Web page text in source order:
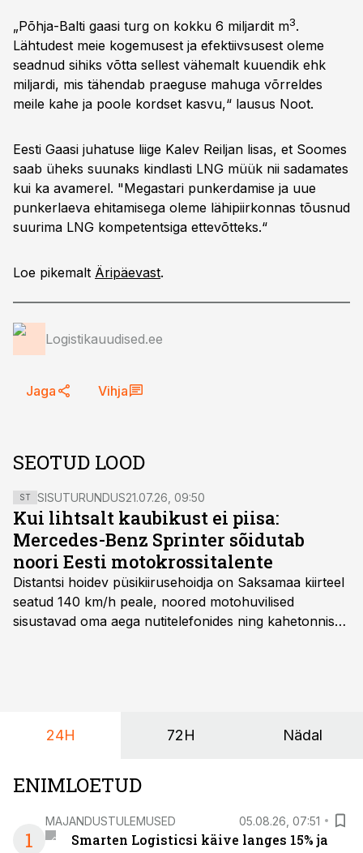
„Põhja-Balti gaasi turg on kokku 6 miljardit m3.
Lähtudest meie kogemusest ja efektiivsusest oleme
seadnud sihiks võtta sellest vähemalt kuuendik ehk
miljardi, mis tähendab praeguse mahuga võrreldes
meile kahe ja poole kordset kasvu,“ lausus Noot.
Eesti Gaasi juhatuse liige Kalev Reiljan lisas, et Soomes
saab üheks suunaks kindlasti LNG müük nii sadamates
kui ka avamerel. "Megastari punkerdamise ja uue
punkerlaeva ehitamisega oleme lähipiirkonnas tõusnud
suurima LNG kompetentsiga ettevõtteks.“
Loe pikemalt Äripäevast.
Logistikauudised.ee
Jaga Vihja
SEOTUD LOOD
ST SISUTURUNDUS21.07.26, 09:50
Kui lihtsalt kaubikust ei piisa:
Mercedes-Benz Sprinter sõidutab
noori Eesti motokrossitalente
Distantsi hoidev püsikiirusehoidja on Saksamaa kiirteel
seatud 140 km/h peale, noored motohuvilised
sisustavad oma aega nutitelefonides ning kahetonnises
24H 72H Nädal
ENIMLOETUD
1
MAJANDUSTULEMUSED 05.08.26, 07:51
Smarten Logisticsi käive langes 15% ja